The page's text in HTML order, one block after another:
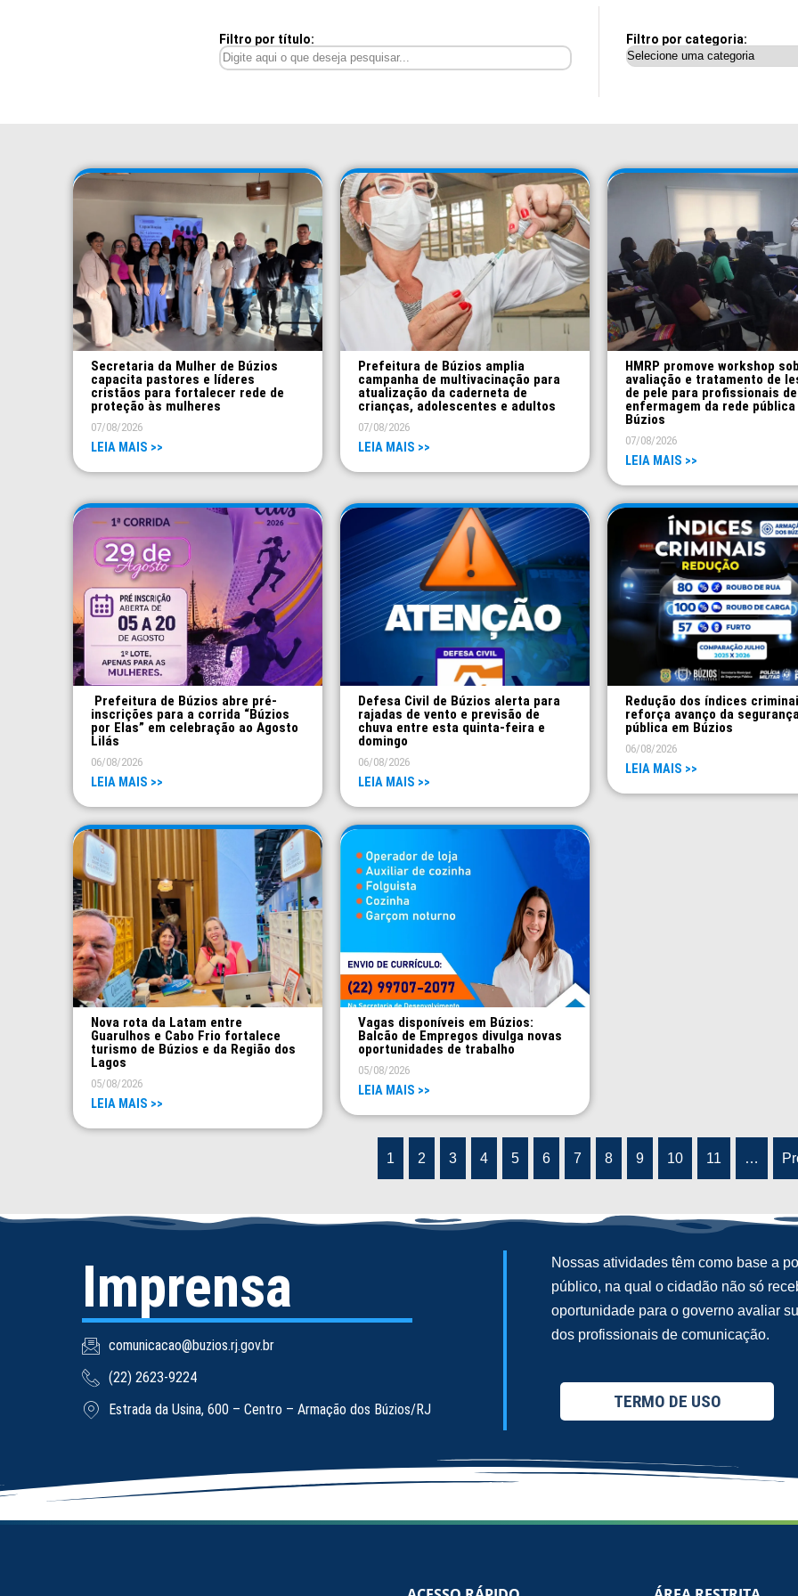
Filtro por título: Filtro por categoria:
Secretaria da Mulher de Búzios
capacita pastores e líderes
cristãos para fortalecer rede de
proteção às mulheres
07/08/2026
LEIA MAIS >>
Prefeitura de Búzios amplia
campanha de multivacinação para
atualização da caderneta de
crianças, adolescentes e adultos
07/08/2026
LEIA MAIS >>
HMRP promove workshop
avaliação e tratamento de
de pele para profissionais de
enfermagem da rede pública
Búzios
07/08/2026
LEIA MAIS >>
Prefeitura de Búzios abre pré-
inscrições para a corrida “Búzios
por Elas” em celebração ao Agosto
Lilás
06/08/2026
LEIA MAIS >>
Defesa Civil de Búzios alerta para
rajadas de vento e previsão de
chuva entre esta quinta-feira e
domingo
06/08/2026
LEIA MAIS >>
Redução dos índices
reforça avanço da
pública em Búzios
06/08/2026
LEIA MAIS >>
Nova rota da Latam entre
Guarulhos e Cabo Frio fortalece
turismo de Búzios e da Região dos
Lagos
05/08/2026
LEIA MAIS >>
Vagas disponíveis em Búzios:
Balcão de Empregos divulga novas
oportunidades de trabalho
05/08/2026
LEIA MAIS >>
1 2 3 4 5 6 7 8 9 10 11 …
Imprensa
comunicacao@buzios.rj.gov.br
(22) 2623-9224
Estrada da Usina, 600 – Centro – Armação dos Búzios/RJ
Nossas atividades têm como base a
público, na qual o cidadão não só
oportunidade para o governo avaliar
dos profissionais de comunicação.
TERMO DE USO